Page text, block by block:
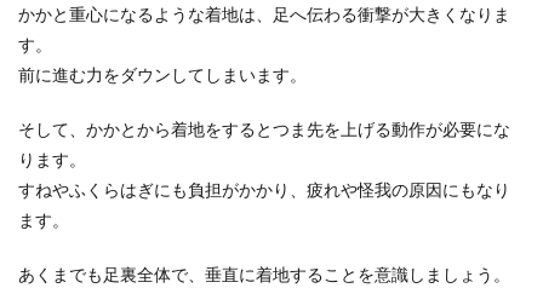
く服装でそんなに困ることは無いと思いますが、
かかと重心になるような着地は、足へ伝わる衝撃が大きくなりま
す。
前に進む力をダウンしてしまいます。
そして、かかとから着地をするとつま先を上げる動作が必要にな
ります。
すねやふくらはぎにも負担がかかり、疲れや怪我の原因にもなり
ます。
あくまでも足裏全体で、垂直に着地することを意識しましょう。